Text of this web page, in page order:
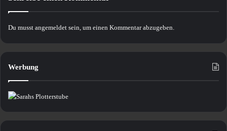
Du musst angemeldet sein, um einen Kommentar abzugeben.
Werbung